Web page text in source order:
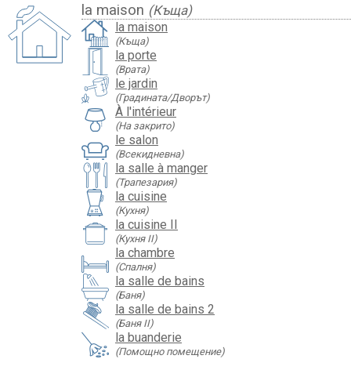
la maison (Къща)
la maison
(Къща)
la porte
(Врата)
le jardin
(Градината/Дворът)
À l'intérieur
(На закрито)
le salon
(Всекидневна)
la salle à manger
(Трапезария)
la cuisine
(Кухня)
la cuisine II
(Кухня II)
la chambre
(Спалня)
la salle de bains
(Баня)
la salle de bains 2
(Баня II)
la buanderie
(Помощно помещение)